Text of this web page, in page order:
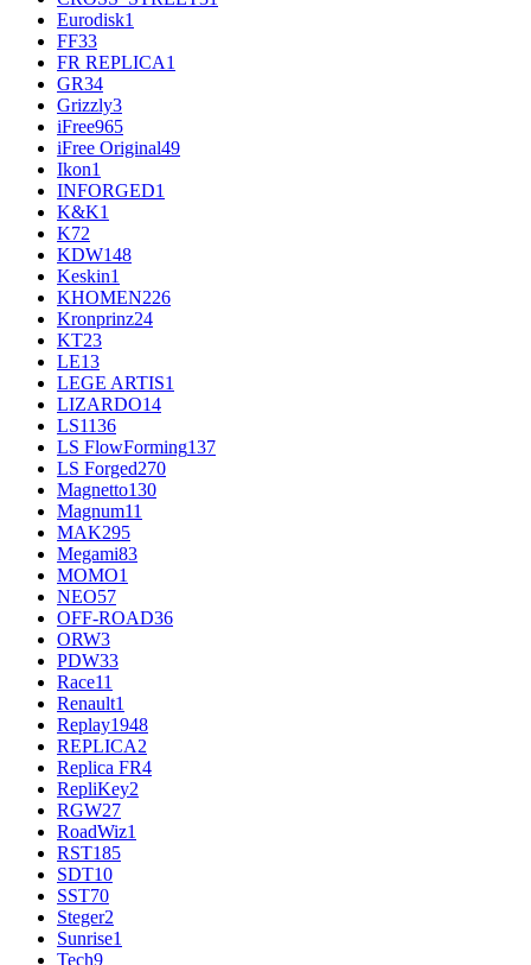
Eurodisk1
FF33
FR REPLICA1
GR34
Grizzly3
iFree965
iFree Original49
Ikon1
INFORGED1
K&K1
K72
KDW148
Keskin1
KHOMEN226
Kronprinz24
KT23
LE13
LEGE ARTIS1
LIZARDO14
LS1136
LS FlowForming137
LS Forged270
Magnetto130
Magnum11
MAK295
Megami83
MOMO1
NEO57
OFF-ROAD36
ORW3
PDW33
Race11
Renault1
Replay1948
REPLICA2
Replica FR4
RepliKey2
RGW27
RoadWiz1
RST185
SDT10
SST70
Steger2
Sunrise1
Tech9